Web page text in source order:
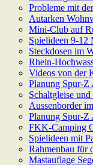
Probleme mit
Autarken
Mini-Club auf
Spielideen 9-12
Steckdosen im
Rhein-
Videos von der
Planung Spur-Z
Schaltgleise
Aussenborder
Planung Spur-Z
FKK-Camping
Spielideen mit
Rahmenbau für
Mastauflage